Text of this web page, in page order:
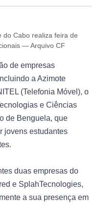
do Cabo realiza feira de
— Arquivo CF
de empresas
a Azimote
(Telefonia Móvel), o
e Ciências
de Benguela, que
jovens estudantes
duas empresas do
e SplahTecnologies,
a sua presença em